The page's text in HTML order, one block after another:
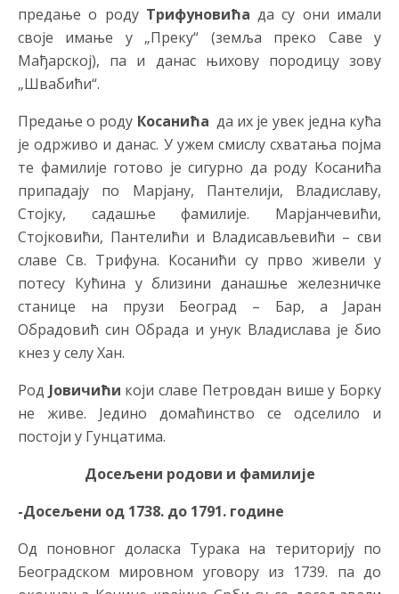
предање о роду Трифуновићада су они имали
своје имање у „Преку“ (земља преко Саве у
Мађарској), па и данас њихову породицу зову
„Швабићи“.
Предање о роду Косанића да их је увек једна кућа
је одрживо и данас. У ужем смислу схватања појма
те фамилије готово је сигурно да роду Косанића
припадају по Марјану, Пантелији, Владиславу,
Стојку, садашње фамилије. Марјанчевићи,
Стојковићи, Пантелићи и Владисављевићи – сви
славе Св. Трифуна. Косанићи су прво живели у
потесу Кућина у близини данашње железничке
станице на прузи Београд – Бар, а Јаран
Обрадовић син Обрада и унук Владислава је био
кнез у селу Хан.
Род Јовичићи који славе Петровдан више у Борку
не живе. Једино домаћинство се одселило и
постоји у Гунцатима.
Досељени родови и фамилије
-Досељени од 1738. до 1791. године
Од поновног доласка Турака на територију по
Београдском мировном уговору из 1739. па до